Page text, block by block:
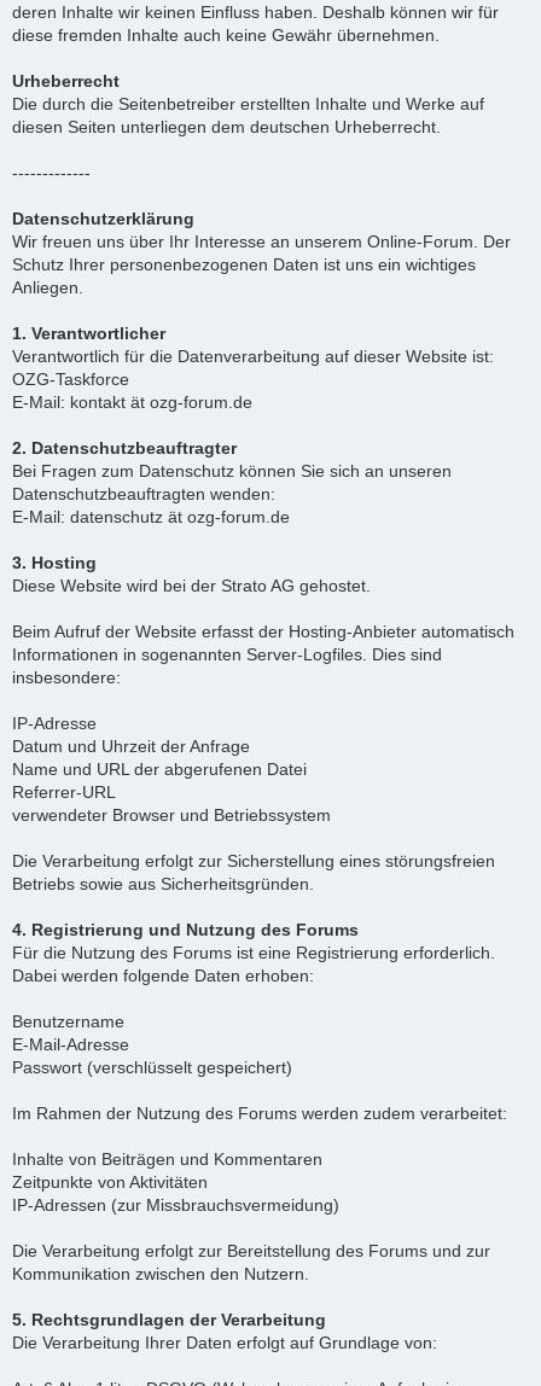
deren Inhalte wir keinen Einfluss haben. Deshalb können wir für
diese fremden Inhalte auch keine Gewähr übernehmen.
Urheberrecht
Die durch die Seitenbetreiber erstellten Inhalte und Werke auf
diesen Seiten unterliegen dem deutschen Urheberrecht.
-------------
Datenschutzerklärung
Wir freuen uns über Ihr Interesse an unserem Online-Forum. Der
Schutz Ihrer personenbezogenen Daten ist uns ein wichtiges
Anliegen.
1. Verantwortlicher
Verantwortlich für die Datenverarbeitung auf dieser Website ist:
OZG-Taskforce
E-Mail: kontakt ät ozg-forum.de
2. Datenschutzbeauftragter
Bei Fragen zum Datenschutz können Sie sich an unseren
Datenschutzbeauftragten wenden:
E-Mail: datenschutz ät ozg-forum.de
3. Hosting
Diese Website wird bei der Strato AG gehostet.
Beim Aufruf der Website erfasst der Hosting-Anbieter automatisch
Informationen in sogenannten Server-Logfiles. Dies sind
insbesondere:
IP-Adresse
Datum und Uhrzeit der Anfrage
Name und URL der abgerufenen Datei
Referrer-URL
verwendeter Browser und Betriebssystem
Die Verarbeitung erfolgt zur Sicherstellung eines störungsfreien
Betriebs sowie aus Sicherheitsgründen.
4. Registrierung und Nutzung des Forums
Für die Nutzung des Forums ist eine Registrierung erforderlich.
Dabei werden folgende Daten erhoben:
Benutzername
E-Mail-Adresse
Passwort (verschlüsselt gespeichert)
Im Rahmen der Nutzung des Forums werden zudem verarbeitet:
Inhalte von Beiträgen und Kommentaren
Zeitpunkte von Aktivitäten
IP-Adressen (zur Missbrauchsvermeidung)
Die Verarbeitung erfolgt zur Bereitstellung des Forums und zur
Kommunikation zwischen den Nutzern.
5. Rechtsgrundlagen der Verarbeitung
Die Verarbeitung Ihrer Daten erfolgt auf Grundlage von: